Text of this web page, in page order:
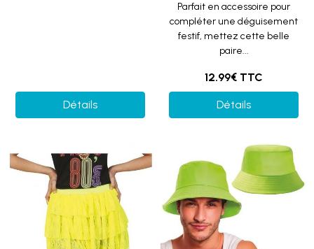
Détails
Parfait en accessoire pour
compléter une déguisement
festif, mettez cette belle
paire...
12.99€ TTC
Détails